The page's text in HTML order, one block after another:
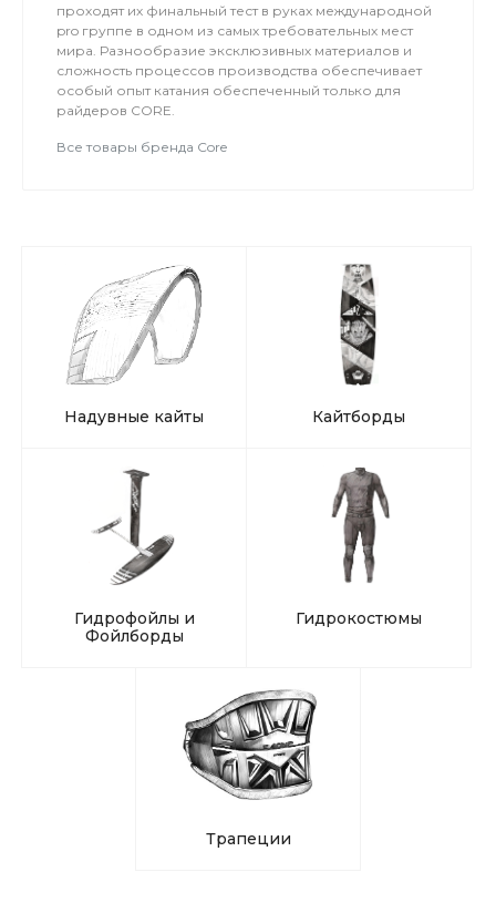
проходят их финальный тест в руках международной
pro группе в одном из самых требовательных мест
мира. Разнообразие эксклюзивных материалов и
сложность процессов производства обеспечивает
особый опыт катания обеспеченный только для
райдеров CORE.
Все товары бренда Core
Надувные кайты Кайтборды
Гидрофойлы и
Фойлборды
Гидрокостюмы
Трапеции